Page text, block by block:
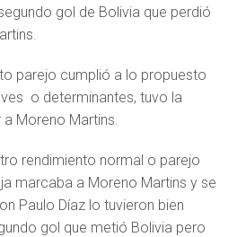
gol de Bolivia que perdió
parejo cumplió a lo propuesto
o determinantes, tuvo la
Moreno Martins.
rendimiento normal o parejo
marcaba a Moreno Martins y se
Paulo Díaz lo tuvieron bien
gol que metió Bolivia pero